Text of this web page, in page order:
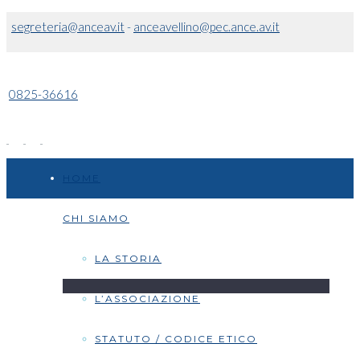
segreteria@anceav.it- anceavellino@pec.ance.av.it
0825-36616
CHI SIAMO
LA STORIA
L’ASSOCIAZIONE
STATUTO / CODICE ETICO